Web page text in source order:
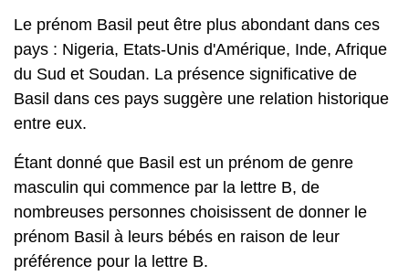
Le prénom Basil peut être plus abondant dans ces
pays : Nigeria, Etats-Unis d'Amérique, Inde, Afrique
du Sud et Soudan. La présence significative de
Basil dans ces pays suggère une relation historique
entre eux.
Étant donné que Basil est un prénom de genre
masculin qui commence par la lettre B, de
nombreuses personnes choisissent de donner le
prénom Basil à leurs bébés en raison de leur
préférence pour la lettre B.